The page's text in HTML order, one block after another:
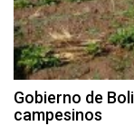
Gobierno de
campesinos